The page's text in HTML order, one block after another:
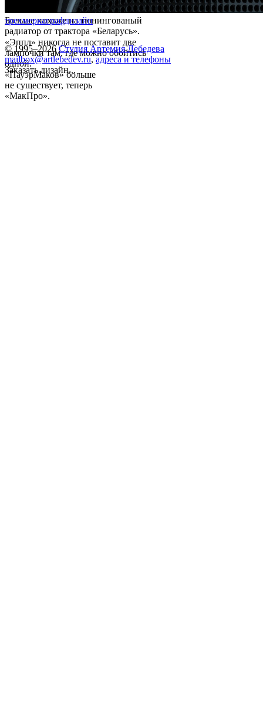
Больше похоже на тюнингованый
радиатор от трактора «Беларусь».
«Эппл» никогда не поставит две
лампочки там, где можно обойтись
одной.
«ПауэрМаков» больше
не существует, теперь
«МакПро».
трехмеркаграфдизайн
© 1995–2026 Студия Артемия Лебедева
mailbox@artlebedev.ru, адреса и телефоны
Заказать дизайн...